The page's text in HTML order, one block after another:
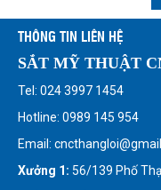
THÔNG TIN LIÊN HỆ
SẮT MỸ THUẬT
Tel: 024 3997 1454
Hotline: 0989 145 954
Email:
Xưởng 1: 56/139 Phố